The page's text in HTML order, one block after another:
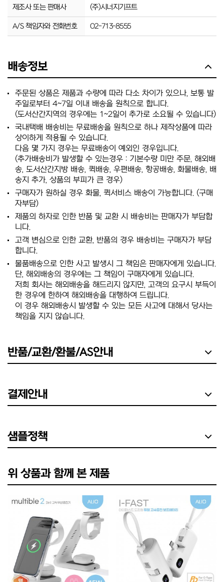
제조사 또는 판매사 (주)시너지기프트
A/S 책임자와 전화번호 02-713-8555
배송정보
주문된 상품은 제품과 수량에 따라 다소 차이가 있으나, 보통 발
주일로부터 4~7일 이내 배송을 원칙으로 합니다.
(도서산간지역의 경우에는 1~2일이 추가로 소요될 수 있습니다)
국내택배 배송비는 무료배송을 원칙으로 하나 제작상품에 따라
상이하게 적용될 수 있습니다.
다음 몇 가지 경우는 무료배송이 예외인 경우입니다.
(추가배송비가 발생할 수 있는경우 : 기본수량 미만 주문, 해외배
송, 도서산간지방 배송, 퀵배송, 우편배송, 항공배송, 화물배송, 배
송지 추가, 상품의 부피가 큰 경우)
구매자가 원하실 경우 화물, 퀵서비스 배송이 가능합니다. (구매
자부담)
제품의 하자로 인한 반품 및 교환 시 배송비는 판매자가 부담합
니다.
고객 변심으로 인한 교환, 반품의 경우 배송비는 구매자가 부담
합니다.
물품배송으로 인한 사고 발생시 그 책임은 판매자에게 있습니다.
단, 해외배송의 경우에는 그 책임이 구매자에게 있습니다.
저희 회사는 해외배송을 해드리지 않지만, 고객의 요구시 부득이
한 경우에 한하여 해외배송을 대행하여 드립니다.
이 경우 해외배송시 발생할 수 있는 모든 사고에 대해서 당사는
책임을 지지 않습니다.
반품/교환/환불/AS안내
결제안내
샘플정책
위 상품과 함께 본 제품